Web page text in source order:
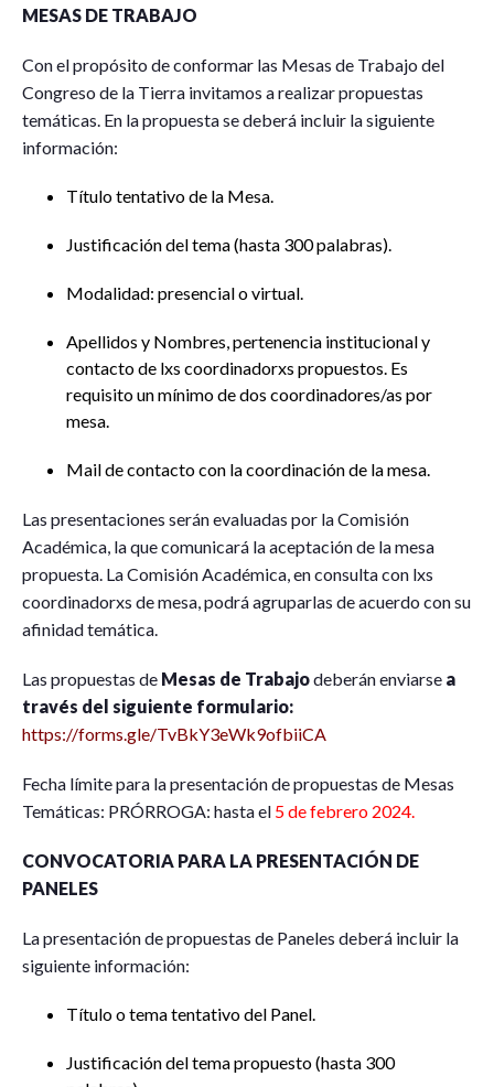
MESAS DE TRABAJO
Con el propósito de conformar las Mesas de Trabajo del
Congreso de la Tierra invitamos a realizar propuestas
temáticas. En la propuesta se deberá incluir la siguiente
información:
Título tentativo de la Mesa.
Justificación del tema (hasta 300 palabras).
Modalidad: presencial o virtual.
Apellidos y Nombres, pertenencia institucional y
contacto de lxs coordinadorxs propuestos. Es
requisito un mínimo de dos coordinadores/as por
mesa.
Mail de contacto con la coordinación de la mesa.
Las presentaciones serán evaluadas por la Comisión
Académica, la que comunicará la aceptación de la mesa
propuesta. La Comisión Académica, en consulta con lxs
coordinadorxs de mesa, podrá agruparlas de acuerdo con su
afinidad temática.
Las propuestas de Mesas de Trabajodeberán enviarse a
través del siguiente formulario:
https://forms.gle/TvBkY3eWk9ofbiiCA
Fecha límite para la presentación de propuestas de Mesas
Temáticas: PRÓRROGA: hasta el 5 de febrero 2024.
CONVOCATORIA PARA LA PRESENTACIÓN DE
PANELES
La presentación de propuestas de Paneles deberá incluir la
siguiente información:
Título o tema tentativo del Panel.
Justificación del tema propuesto (hasta 300